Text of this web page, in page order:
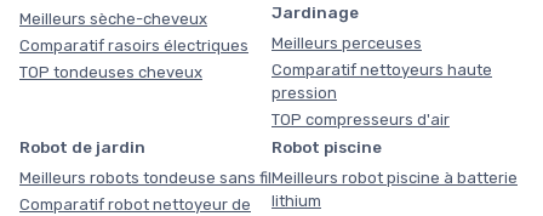
Meilleurs sèche-cheveux
Comparatif rasoirs électriques
TOP tondeuses cheveux
Jardinage
Meilleurs perceuses
Comparatif nettoyeurs haute
pression
TOP compresseurs d'air
Robot de jardin
Meilleurs robots tondeuse sans fil
Comparatif robot nettoyeur de
Robot piscine
Meilleurs robot piscine à batterie
lithium